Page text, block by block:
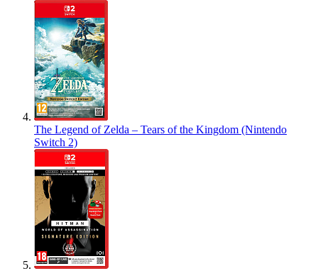
The Legend of Zelda – Tears of the Kingdom (Nintendo
Switch 2)